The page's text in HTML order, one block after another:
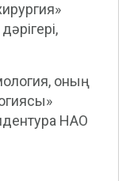
оның
НАО